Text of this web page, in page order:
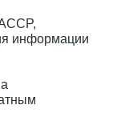
информации